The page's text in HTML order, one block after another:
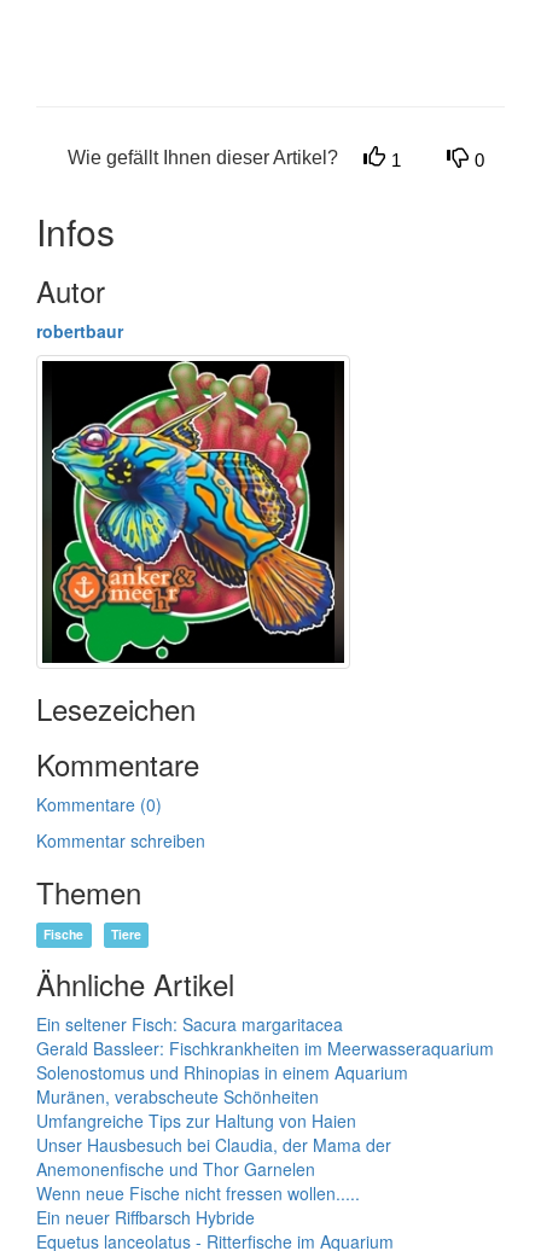
Wie gefällt Ihnen dieser Artikel? 1 0
Infos
Autor
robertbaur
Lesezeichen
Kommentare
Kommentare (0)
Kommentar schreiben
Themen
Fische Tiere
Ähnliche Artikel
Ein seltener Fisch: Sacura margaritacea
Gerald Bassleer: Fischkrankheiten im Meerwasseraquarium
Solenostomus und Rhinopias in einem Aquarium
Muränen, verabscheute Schönheiten
Umfangreiche Tips zur Haltung von Haien
Unser Hausbesuch bei Claudia, der Mama der
Anemonenfische und Thor Garnelen
Wenn neue Fische nicht fressen wollen.....
Ein neuer Riffbarsch Hybride
Equetus lanceolatus - Ritterfische im Aquarium